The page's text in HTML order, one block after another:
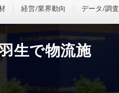
経営/業界動向 データ/調査
生で物流施